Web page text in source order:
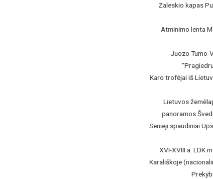
Zaleskio kapas
Atminimo lenta
Juozo Tumo-
Karo trofėjai iš
Lietuvos
panoramos
Senieji spaudiniai
XVI-XVIII a. LDK
Karališkoje